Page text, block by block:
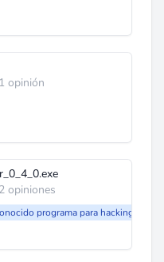
1 opinión
2 opiniones
programa para hacking